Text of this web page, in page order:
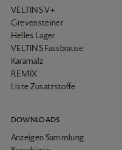
VELTINS V+
Grevensteiner
Helles Lager
VELTINS Fassbrause
Karamalz
REMIX
Liste Zusatzstoffe
DOWNLOADS
Anzeigen Sammlung